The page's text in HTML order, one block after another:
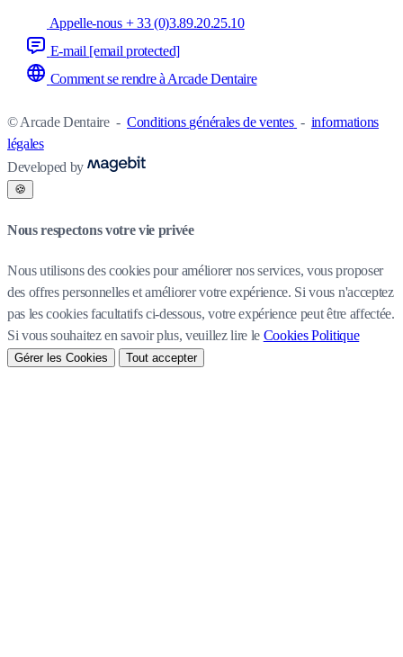
Appelle-nous + 33 (0)3.89.20.25.10
E-mail [email protected]
Comment se rendre à Arcade Dentaire
© Arcade Dentaire - Conditions générales de ventes - informations
légales
Developed by
🍪
Nous respectons votre vie privée
Nous utilisons des cookies pour améliorer nos services, vous proposer
des offres personnelles et améliorer votre expérience. Si vous n'acceptez
pas les cookies facultatifs ci-dessous, votre expérience peut être affectée.
Si vous souhaitez en savoir plus, veuillez lire le Cookies Politique
Gérer les Cookies Tout accepter